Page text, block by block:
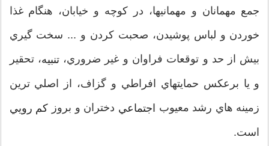
جمع مهمانان و مهمانيها، در کوچه و خيابان، هنگام غذا
خوردن و لباس پوشيدن، صحبت کردن و ... سخت گيري
بيش از حد و توقعات فراوان و غير ضروري،تنبيه، تحقير
و يا برعکس حمايتهاي افراطي و گزاف، از اصلي ترين
زمينه هاي رشد معيوب
اجتماعي دختران و بروز کم رويي
است.